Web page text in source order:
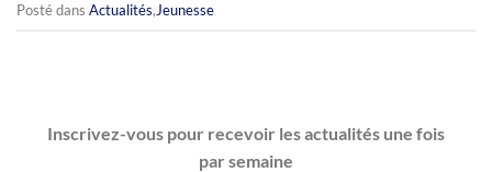
Posté dans Actualités,Jeunesse
Inscrivez-vous pour recevoir les actualités une fois
par semaine